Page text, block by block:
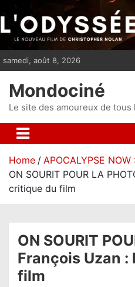
i
p
n
samedi, août 8, 2026
Mondociné
Le site des amoureux de tous
Home
APOCALYPSE
ON SOURIT POUR LA
critique du film
ON SOURIT
François Uzan
film